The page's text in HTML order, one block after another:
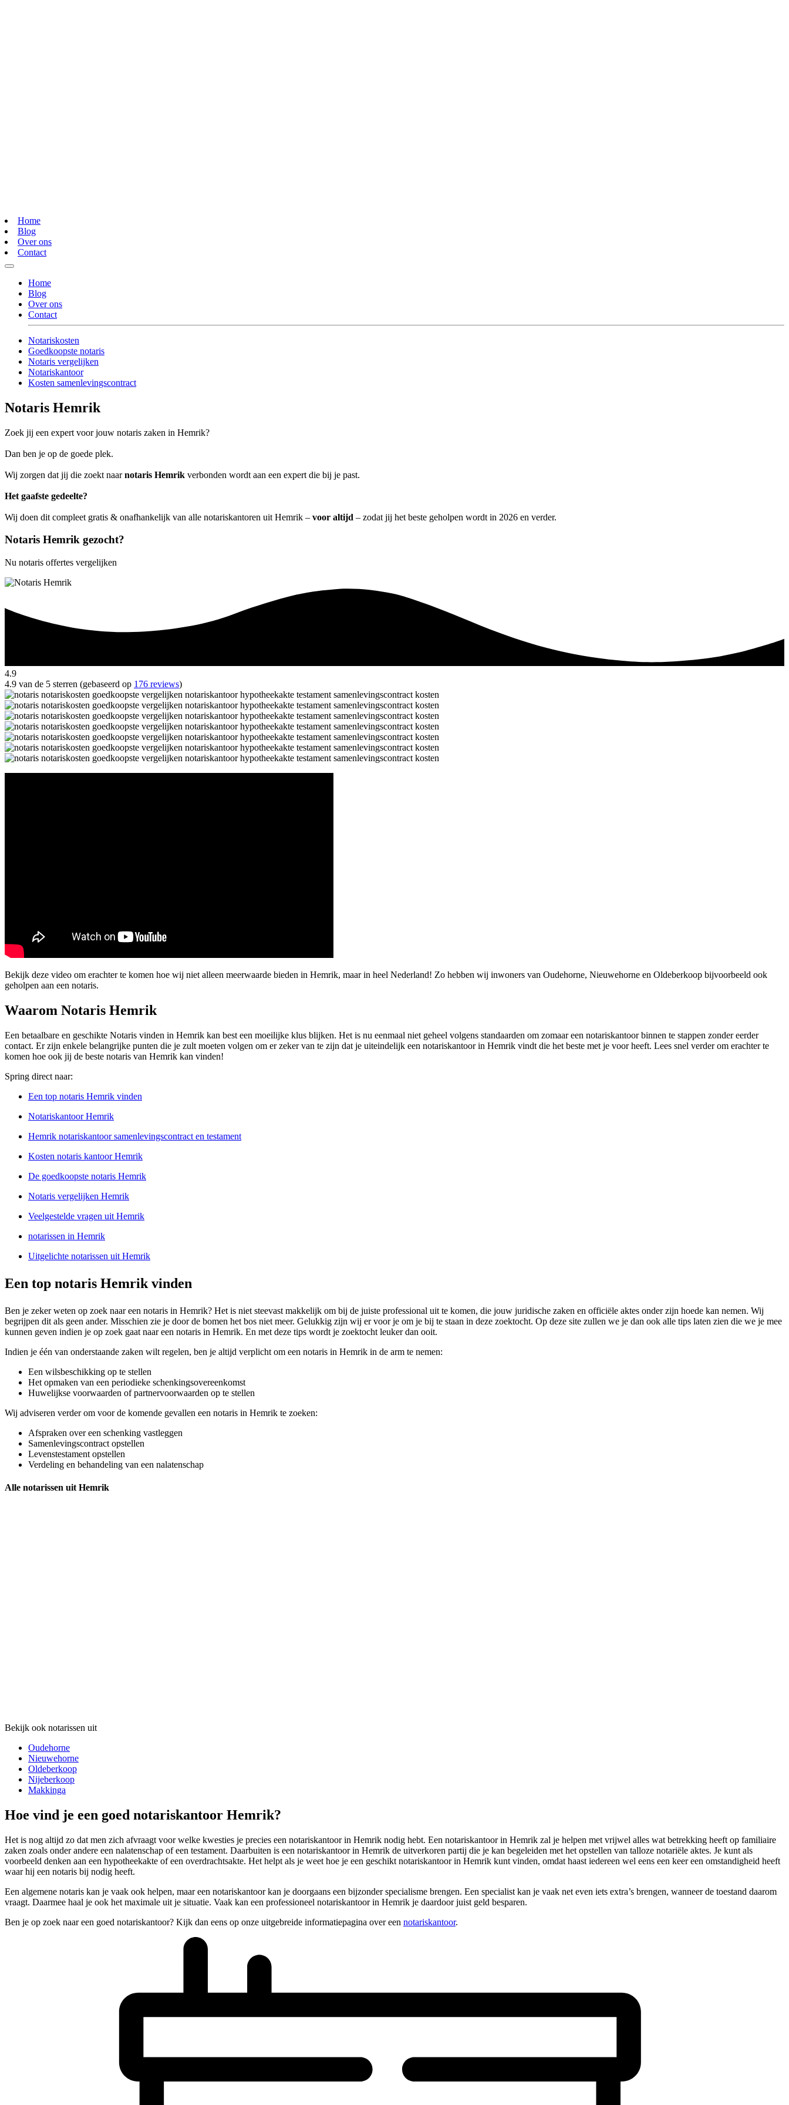
Home
Blog
Over ons
Contact
Home
Blog
Over ons
Contact
Notariskosten
Goedkoopste notaris
Notaris vergelijken
Notariskantoor
Kosten samenlevingscontract
Notaris Hemrik
Zoek jij een expert voor jouw notaris zaken in Hemrik?
Dan ben je op de goede plek.
Wij zorgen dat jij die zoekt naarnotaris Hemrik verbonden wordt aan een expert die bij je past.
Het gaafste gedeelte?
Wij doen dit compleet gratis & onafhankelijk van alle notariskantoren uit Hemrik – voor altijd – zodat jij het beste geholpen wordt in 2026 en verder.
Notaris Hemrik gezocht?
Nu notaris offertes vergelijken
4.9
4.9 van de 5 sterren (gebaseerd op 176 reviews)
Bekijk deze video om erachter te komen hoe wij niet alleen meerwaarde bieden in Hemrik, maar in heel Nederland! Zo hebben wij inwoners van Oudehorne, Nieuwehorne en Oldeberkoop bijvoorbeeld ook
geholpen aan een notaris.
Waarom Notaris Hemrik
Een betaalbare en geschikte Notaris vinden in Hemrik kan best een moeilijke klus blijken. Het is nu eenmaal niet geheel volgens standaarden om zomaar een notariskantoor binnen te stappen zonder eerder
contact. Er zijn enkele belangrijke punten die je zult moeten volgen om er zeker van te zijn dat je uiteindelijk een notariskantoor in Hemrik vindt die het beste met je voor heeft. Lees snel verder om erachter te
komen hoe ook jij de beste notaris van Hemrik kan vinden!
Spring direct naar:
Een top notaris Hemrik vinden
Notariskantoor Hemrik
Hemrik notariskantoor samenlevingscontract en testament
Kosten notaris kantoor Hemrik
De goedkoopste notaris Hemrik
Notaris vergelijken Hemrik
Veelgestelde vragen uit Hemrik
notarissen in Hemrik
Uitgelichte notarissen uit Hemrik
Een top notaris Hemrik vinden
Ben je zeker weten op zoek naar een notaris in Hemrik? Het is niet steevast makkelijk om bij de juiste professional uit te komen, die jouw juridische zaken en officiële aktes onder zijn hoede kan nemen. Wij
begrijpen dit als geen ander. Misschien zie je door de bomen het bos niet meer. Gelukkig zijn wij er voor je om je bij te staan in deze zoektocht. Op deze site zullen we je dan ook alle tips laten zien die we je mee
kunnen geven indien je op zoek gaat naar een notaris in Hemrik. En met deze tips wordt je zoektocht leuker dan ooit.
Indien je één van onderstaande zaken wilt regelen, ben je altijd verplicht om een notaris in Hemrik in de arm te nemen:
Een wilsbeschikking op te stellen
Het opmaken van een periodieke schenkingsovereenkomst
Huwelijkse voorwaarden of partnervoorwaarden op te stellen
Wij adviseren verder om voor de komende gevallen een notaris in Hemrik te zoeken:
Afspraken over een schenking vastleggen
Samenlevingscontract opstellen
Levenstestament opstellen
Verdeling en behandeling van een nalatenschap
Alle notarissen uit Hemrik
Bekijk ook notarissen uit
Oudehorne
Nieuwehorne
Oldeberkoop
Nijeberkoop
Makkinga
Hoe vind je een goed notariskantoor Hemrik?
Het is nog altijd zo dat men zich afvraagt voor welke kwesties je precies een notariskantoor in Hemrik nodig hebt. Een notariskantoor in Hemrik zal je helpen met vrijwel alles wat betrekking heeft op familiaire
zaken zoals onder andere een nalatenschap of een testament. Daarbuiten is een notariskantoor in Hemrik de uitverkoren partij die je kan begeleiden met het opstellen van talloze notariële aktes. Je kunt als
voorbeeld denken aan een hypotheekakte of een overdrachtsakte. Het helpt als je weet hoe je een geschikt notariskantoor in Hemrik kunt vinden, omdat haast iedereen wel eens een keer een omstandigheid heeft
waar hij een notaris bij nodig heeft.
Een algemene notaris kan je vaak ook helpen, maar een notariskantoor kan je doorgaans een bijzonder specialisme brengen. Een specialist kan je vaak net even iets extra’s brengen, wanneer de toestand daarom
vraagt. Daarmee haal je ook het maximale uit je situatie. Vaak kan een professioneel notariskantoor in Hemrik je daardoor juist geld besparen.
Ben je op zoek naar een goed notariskantoor? Kijk dan eens op onze uitgebreide informatiepagina over een notariskantoor.